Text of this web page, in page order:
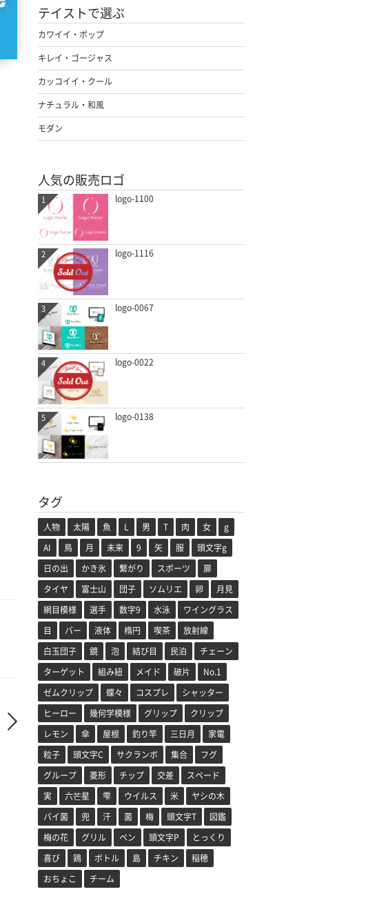
テイストで選ぶ
カワイイ・ポップ
キレイ・ゴージャス
カッコイイ・クール
ナチュラル・和風
モダン
人気の販売ロゴ
logo-1100
1
logo-1116
2
logo-0067
3
logo-0022
4
logo-0138
5
タグ
人物 太陽 魚 L 男 T 肉 女
g
AI
鳥 月 未来 9 矢 服
頭文字g
日の出
かき氷 繋がり スポーツ
扉
タイヤ
富士山 団子 ソムリエ 卵
月見
網目模様
選手 数字9 水泳
ワイングラス
目
バー 液体 楕円 喫茶
放射線
白玉団子
鏡 泡 結び目 民泊
チェーン
ターゲット
組み紐 メイド 破片
No.1
ゼムクリップ
蝶々 コスプレ
シャッター
ヒーロー
幾何学模様 グリップ
クリップ
レモン
傘 屋根 釣り竿 三日月
家電
粒子
頭文字C サクランボ 集合
フグ
グループ
菱形 チップ 交差
スペード
実
六芒星 雫 ウイルス 米
ヤシの木
バイ菌
兜 汗 菌 梅 頭文字T
図鑑
梅の花
グリル ペン 頭文字P
とっくり
喜び
鶏 ボトル 島 チキン
稲穂
おちょこ
チーム